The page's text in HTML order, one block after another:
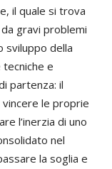
il quale si trova
gravi problemi
sviluppo della
e
partenza: il
le proprie
l’inerzia di uno
nel
la soglia e